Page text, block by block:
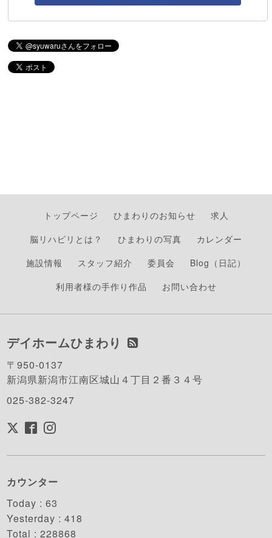
トップページ ひまわりのお知らせ
求人
脳リハビリとは？
ひまわりの写真
カレンダー
施設情報
スタッフ紹介 委員会
Blog（日記）
利用者様の手作り作品
お問い合わせ
デイホームひまわり
〒950-0137
新潟県新潟市江南区城山４丁目２番３４号
025-382-3247
カウンター
Today :63
Yesterday :418
Total :228868